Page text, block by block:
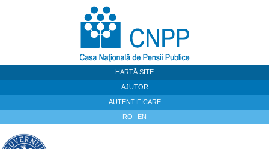
HARTĂ SITE
AJUTOR
AUTENTIFICARE
RO EN